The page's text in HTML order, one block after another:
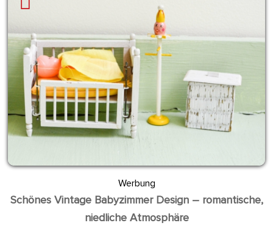
Werbung
Schönes Vintage Babyzimmer Design – romantische,
niedliche Atmosphäre